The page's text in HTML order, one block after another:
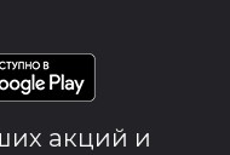
акций и